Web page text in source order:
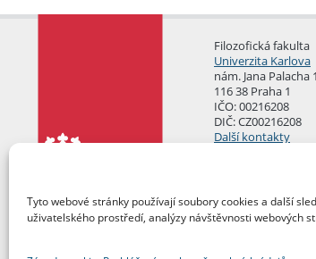
Tyto webové stránky používají soubory cookies a další
uživatelského prostředí, analýzy návštěvnosti webových
Filozofická fakulta
Univerzita Karlova
nám. Jana Palacha
116 38 Praha 1
IČO: 00216208
DIČ: CZ00216208
Další kontakty